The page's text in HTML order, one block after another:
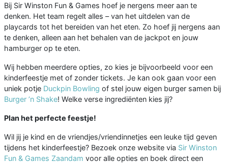
Bij Sir Winston Fun & Games hoef je nergens meer aan te
denken. Het team regelt alles – van het uitdelen van de
playcards tot het bereiden van het eten. Zo hoef jij nergens aan
te denken, alleen aan het behalen van de jackpot en jouw
hamburger op te eten.
Wij hebben meerdere opties, zo kies je bijvoorbeeld voor een
kinderfeestje met of zonder tickets. Je kan ook gaan voor een
uniek potje Duckpin Bowling of stel jouw eigen burger samen bij
Burger ’n Shake! Welke verse ingrediënten kies jij?
Plan het perfecte feestje!
Wil jij je kind en de vriendjes/vriendinnetjes een leuke tijd geven
tijdens het kinderfeestje? Bezoek onze website via Sir Winston
Fun & Games Zaandam voor alle opties en boek direct een